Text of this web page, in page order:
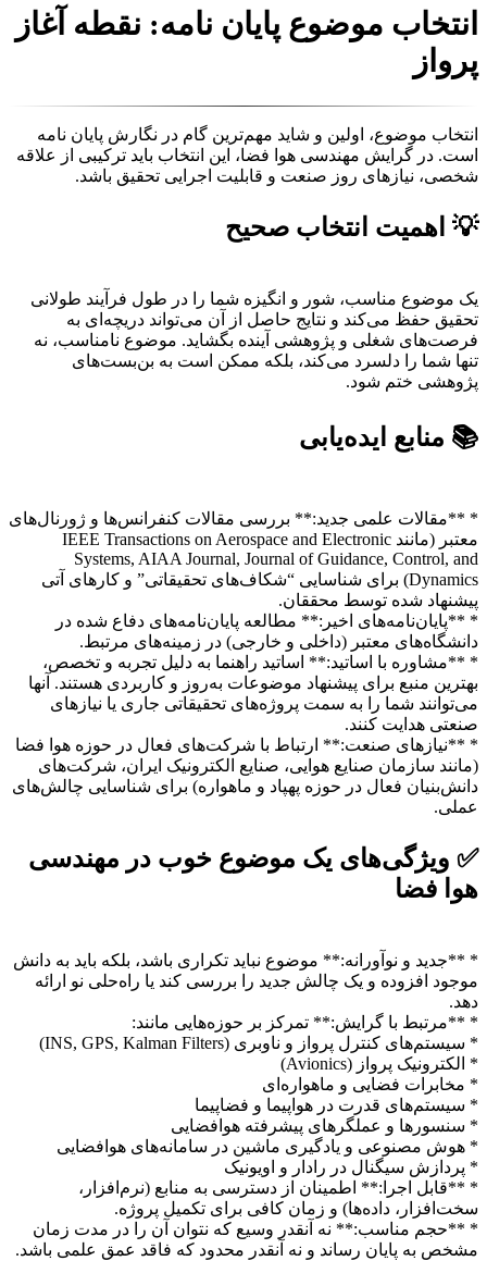
انتخاب موضوع پایان نامه: نقطه آغاز
پرواز
انتخاب موضوع، اولین و شاید مهم‌ترین گام در نگارش پایان نامه
است. در گرایش مهندسی هوا فضا، این انتخاب باید ترکیبی از علاقه
شخصی، نیازهای روز صنعت و قابلیت اجرایی تحقیق باشد.
💡 اهمیت انتخاب صحیح
یک موضوع مناسب، شور و انگیزه شما را در طول فرآیند طولانی
تحقیق حفظ می‌کند و نتایج حاصل از آن می‌تواند دریچه‌ای به
فرصت‌های شغلی و پژوهشی آینده بگشاید. موضوع نامناسب، نه
تنها شما را دلسرد می‌کند، بلکه ممکن است به بن‌بست‌های
پژوهشی ختم شود.
📚 منابع ایده‌یابی
* **مقالات علمی جدید:** بررسی مقالات کنفرانس‌ها و ژورنال‌های
معتبر (مانند IEEE Transactions on Aerospace and Electronic
Systems, AIAA Journal, Journal of Guidance, Control, and
Dynamics) برای شناسایی “شکاف‌های تحقیقاتی” و کارهای آتی
پیشنهاد شده توسط محققان.
* **پایان‌نامه‌های اخیر:** مطالعه پایان‌نامه‌های دفاع شده در
دانشگاه‌های معتبر (داخلی و خارجی) در زمینه‌های مرتبط.
* **مشاوره با اساتید:** اساتید راهنما به دلیل تجربه و تخصص،
بهترین منبع برای پیشنهاد موضوعات به‌روز و کاربردی هستند. آنها
می‌توانند شما را به سمت پروژه‌های تحقیقاتی جاری یا نیازهای
صنعتی هدایت کنند.
* **نیازهای صنعت:** ارتباط با شرکت‌های فعال در حوزه هوا فضا
(مانند سازمان صنایع هوایی، صنایع الکترونیک ایران، شرکت‌های
دانش‌بنیان فعال در حوزه پهپاد و ماهواره) برای شناسایی چالش‌های
عملی.
✅ ویژگی‌های یک موضوع خوب در مهندسی
هوا فضا
* **جدید و نوآورانه:** موضوع نباید تکراری باشد، بلکه باید به دانش
موجود افزوده و یک چالش جدید را بررسی کند یا راه‌حلی نو ارائه
دهد.
* **مرتبط با گرایش:** تمرکز بر حوزه‌هایی مانند:
* سیستم‌های کنترل پرواز و ناوبری (INS, GPS, Kalman Filters)
* الکترونیک پرواز (Avionics)
* مخابرات فضایی و ماهواره‌ای
* سیستم‌های قدرت در هواپیما و فضاپیما
* سنسورها و عملگرهای پیشرفته هوافضایی
* هوش مصنوعی و یادگیری ماشین در سامانه‌های هوافضایی
* پردازش سیگنال در رادار و اویونیک
* **قابل اجرا:** اطمینان از دسترسی به منابع (نرم‌افزار،
سخت‌افزار، داده‌ها) و زمان کافی برای تکمیل پروژه.
* **حجم مناسب:** نه آنقدر وسیع که نتوان آن را در مدت زمان
مشخص به پایان رساند و نه آنقدر محدود که فاقد عمق علمی باشد.